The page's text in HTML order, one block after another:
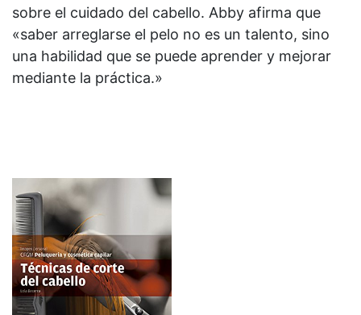
sobre el cuidado del cabello. Abby afirma que
«saber arreglarse el pelo no es un talento, sino
una habilidad que se puede aprender y mejorar
mediante la práctica.»